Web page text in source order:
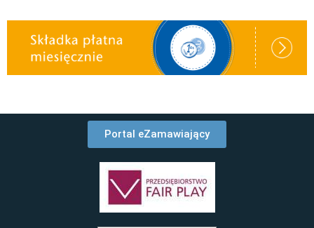
Portal eZamawiający